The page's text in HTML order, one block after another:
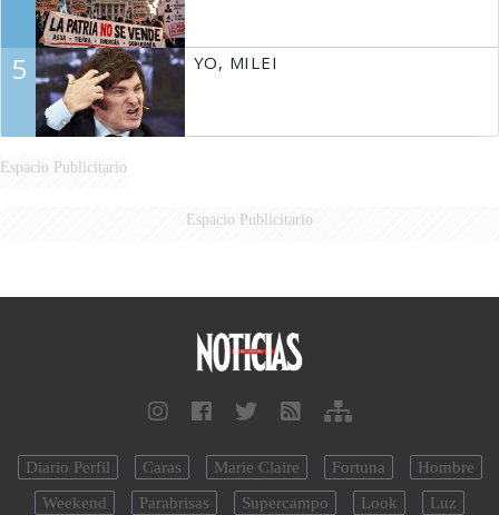
5 YO, MILEI
Espacio Publicitario
Espacio Publicitario
Diario Perfil Caras Marie Claire Fortuna
Hombre
Weekend
Parabrisas Supercampo Look Luz